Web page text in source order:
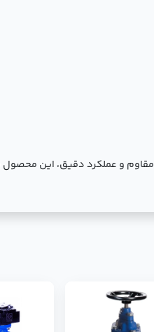
مقاوم و عملکرد دقیق، این